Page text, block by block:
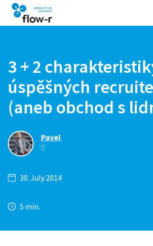
3 + 2
úspěšných
(aneb obchod s
Pavel
30. July 2014
5 min.